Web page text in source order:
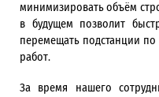
минимизировать объём
в будущем позволит
перемещать подстанции
работ.
За время нашего